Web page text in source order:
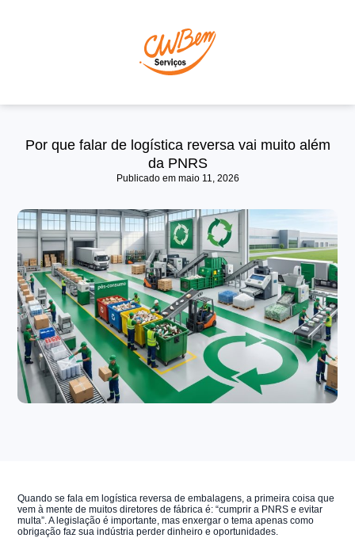
Por que falar de logística reversa vai muito além
da PNRS
Publicado em maio 11, 2026
Quando se fala em logística reversa de embalagens, a primeira coisa que
vem à mente de muitos diretores de fábrica é: “cumprir a PNRS e evitar
multa”. A legislação é importante, mas enxergar o tema apenas como
obrigação faz sua indústria perder dinheiro e oportunidades.